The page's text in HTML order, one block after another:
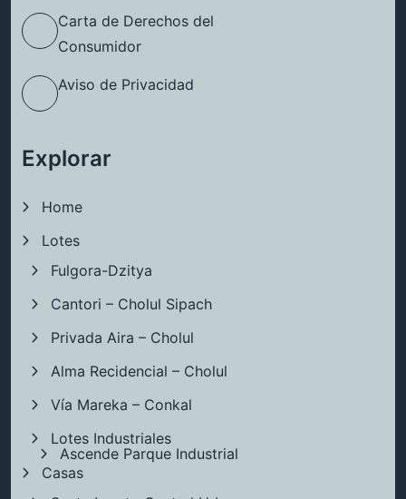
Carta de Derechos del
Consumidor
Aviso de Privacidad
Explorar
Home
Lotes
Fulgora-Dzitya
Cantori – Cholul Sipach
Privada Aira – Cholul
Alma Recidencial – Cholul
Vía Mareka – Conkal
Lotes Industriales
Ascende Parque Industrial
Casas